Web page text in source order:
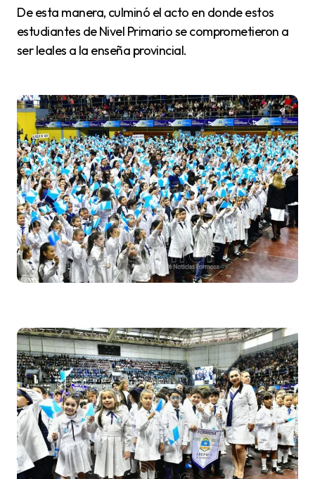
De esta manera, culminó el acto en donde estos
estudiantes de Nivel Primario se comprometieron a
ser leales a la enseña provincial.